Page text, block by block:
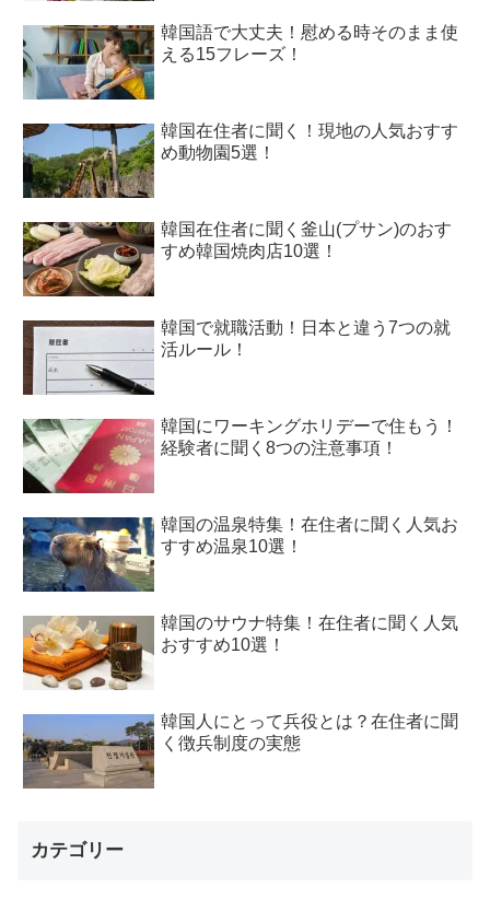
韓国語で大丈夫！慰める時そのまま使
える15フレーズ！
韓国在住者に聞く！現地の人気おすす
め動物園5選！
韓国在住者に聞く釜山(プサン)のおす
すめ韓国焼肉店10選！
韓国で就職活動！日本と違う7つの就
活ルール！
韓国にワーキングホリデーで住もう！
経験者に聞く8つの注意事項！
韓国の温泉特集！在住者に聞く人気お
すすめ温泉10選！
韓国のサウナ特集！在住者に聞く人気
おすすめ10選！
韓国人にとって兵役とは？在住者に聞
く徴兵制度の実態
カテゴリー